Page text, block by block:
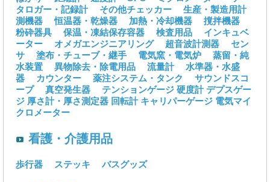
タロガー・記録計
その他チェッカー
生産・製造用計
測機器
恒温器・乾燥器 加熱・冷却機器
撹拌機器
粉砕器具
保温・凍結保存容器 検査用品
インキュベ
ーター
オメガエンジニアリング 超音波計測器
セン
サ
塗布・チューブ・継手 電気窯・電気炉
蒸留・純
水装置
異物除去・除電用品 流量計
水準器・水盛
器
カウンター 薬注システム・タンク
サウンドスコ
ープ
真空発生器 テンションゲージ 硬度計 デプスゲー
ジ 厚さ計・厚さ測定器 回転計 キャリパーゲージ 電気マイ
クロメーター
看護・介護用品
歩行器 ステッキ バスグッズ